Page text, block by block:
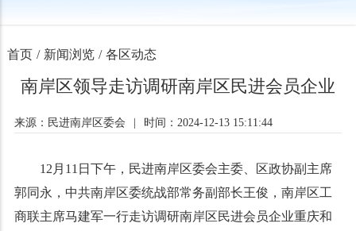
首页 / 新闻浏览 / 各区动态
南岸区领导走访调研南岸区民进会员企业
来源：民进南岸区委会 时间：2024-12-13 15:11:44
12月11日下午，民进南岸区委会主委、区政协副主席
郭同永，中共南岸区委统战部常务副部长王俊，南岸区工
商联主席马建军一行走访调研南岸区民进会员企业重庆和